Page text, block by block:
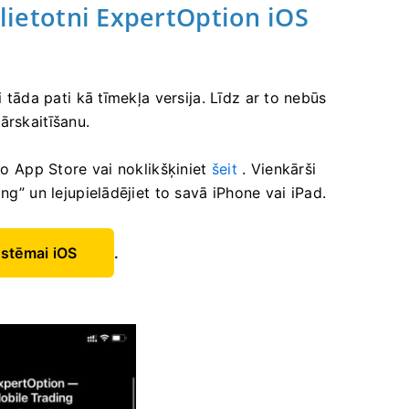
ExpertOption iOS
pati kā tīmekļa versija. Līdz ar to nebūs
App Store vai noklikšķiniet šeit . Vienkārši
un lejupielādējiet to savā iPhone vai iPad.
iOS .